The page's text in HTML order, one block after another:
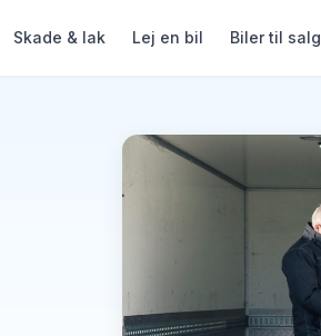
Skade & lak Lej en bil Biler til salg